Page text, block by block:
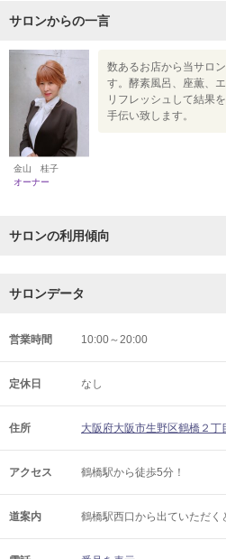
サロンからの一言
金山 桂子
オーナー
数あるお店から当サロ
す。酵素風呂、座薫、
リフレッシュして結果
手伝い致します。
サロンの利用傾向
サロンデータ
営業時間 10:00～20:00
定休日 なし
住所 大阪府大阪市生野区鶴橋２丁
アクセス 鶴橋駅から徒歩5分！
道案内 鶴橋駅西口から出ていただく